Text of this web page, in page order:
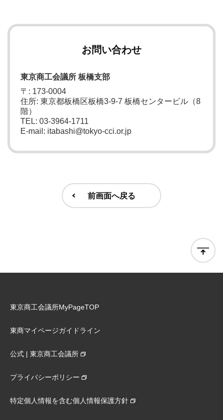
お問い合わせ
東京商工会議所 板橋支部
〒: 173-0004
住所: 東京都板橋区板橋3-9-7 板橋センタービル（8
階）
TEL: 03-3964-1711
E-mail: itabashi@tokyo-cci.or.jp
前画面へ戻る
東京商工会議所MyPageTOP
東商マイページガイドライン
公式 | 東京商工会議所
プライバシーポリシー
特定個人情報を含む個人情報保護方針